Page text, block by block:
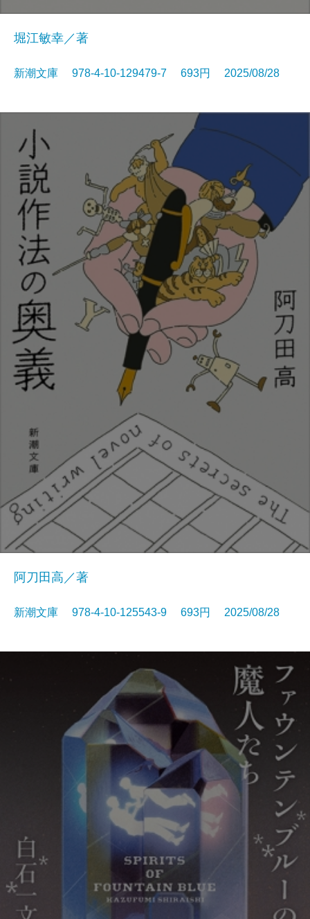
堀江敏幸／著
新潮文庫 978-4-10-129479-7 693円 2025/08/28
阿刀田高／著
新潮文庫 978-4-10-125543-9 693円 2025/08/28